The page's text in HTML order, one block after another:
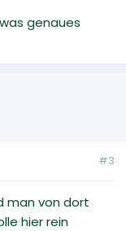
genaues
#3
man von dort
hier rein